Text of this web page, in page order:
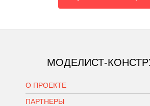
МОДЕЛИСТ-
О ПРОЕКТЕ
ПАРТНЕРЫ